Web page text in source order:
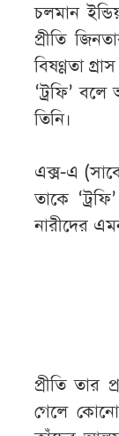
চলমান
প্রীতি
বিষণ্ণতা
‘ট্রফি’
তিনি।
এক্স-এ
তাকে
নারীদের
প্রীতি তার
গেলে কোনো